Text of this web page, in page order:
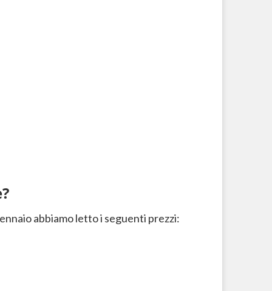
abbiamo letto i seguenti prezzi: